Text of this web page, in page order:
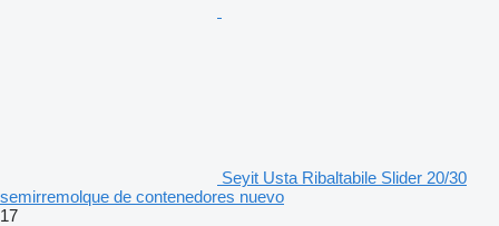
Seyit Usta Ribaltabile Slider 20/30
semirremolque de contenedores nuevo
17